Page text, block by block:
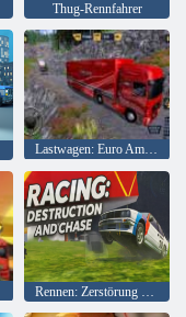
Thug-Rennfahrer
Lastwagen: Euro American Tour
Rennen: Zerstörung und Verfolgungsjagd